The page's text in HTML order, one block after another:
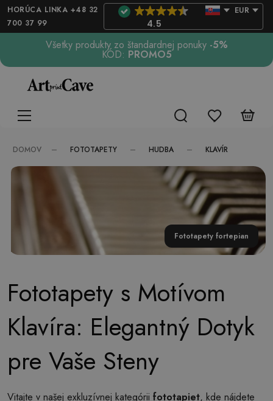
HORÚCA LINKA +48 32
700 37 99
4.5
EUR
Všetky produkty zo štandardnej ponuky -5%
KÓD: PROMO5
DOMOV FOTOTAPETY HUDBA KLAVÍR
Fototapety fortepian
Fototapety s Motívom
Klavíra: Elegantný Dotyk
pre Vaše Steny
Vitajte v našej exkluzívnej kategórii fototapiet, kde nájdete